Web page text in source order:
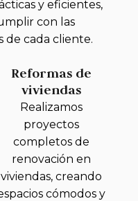
y eficientes,
con las
de cada cliente.
Reformas de
viviendas
Realizamos
proyectos
completos de
renovación en
viviendas, creando
cómodos y